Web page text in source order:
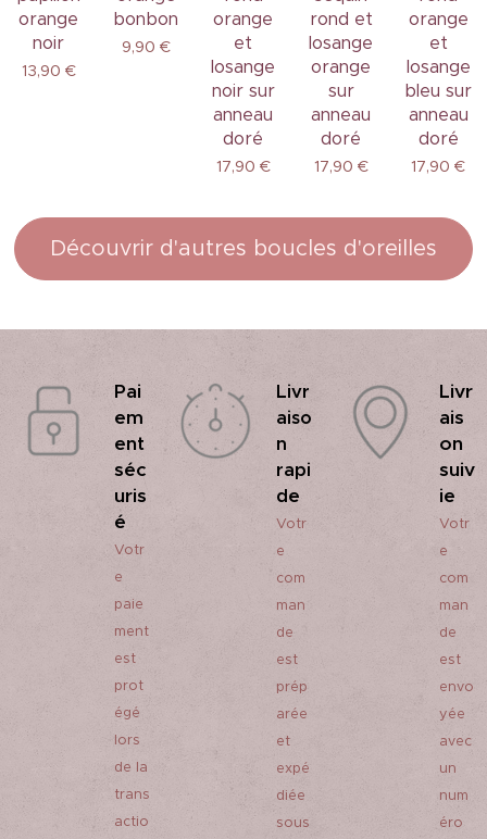
orange
noir
13,90 €
bonbon
9,90 €
orange
et
losange
noir sur
anneau
doré
17,90 €
rond et
losange
orange
sur
anneau
doré
17,90 €
orange
et
losange
bleu sur
anneau
doré
17,90 €
Découvrir d'autres boucles d'oreilles
Pai
em
ent
séc
uris
é
Votr
e
paie
ment
est
prot
égé
lors
de la
trans
actio
Livr
aiso
n
rapi
de
Votr
e
com
man
de
est
prép
arée
et
expé
diée
sous
Livr
ais
on
suiv
ie
Votr
e
com
man
de
est
envo
yée
avec
un
num
éro